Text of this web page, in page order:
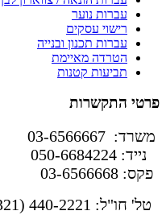
עברות נוער
רישוי עסקים
עברות תכנון ובנייה
הטרדה מאיימת
תביעות קטנות
פרטי התקשרות
משרד: 03-6566667
נייד: 050-6684224
פקס: 03-6566668
טל' חו"ל: 440-2221 (321) 1 +